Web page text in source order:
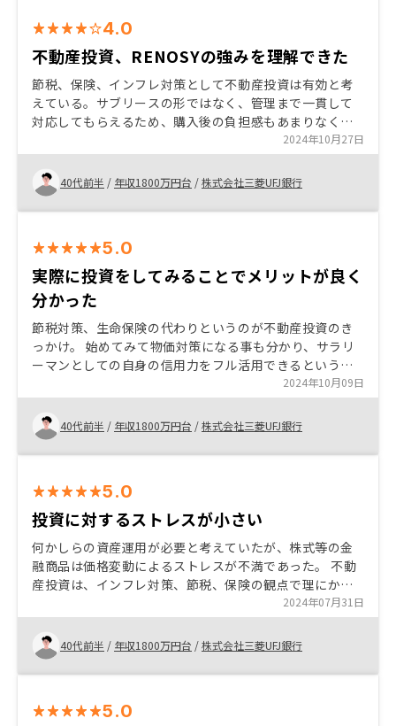
4.0
不動産投資、RENOSYの強みを理解できた
節税、保険、インフレ対策として不動産投資は有効と考
えている。サブリースの形ではなく、管理まで一貫して
対応してもらえるため、購入後の負担感もあまりなく、
ストレスなく運用できることが利点だと思う。他社のセ
ールスとも話したが、信用できると感じた。 安易なネッ
ト広告をやめる。詐欺広告みたいに見え、信用を下げて
いると思う。 管理部門のマインドチェンジが必要だと思
う。誰のために何をする業務なのかを改めて考えてほし
2024年10月27日
40代前半 / 年収1800万円台 /株式会社三菱UFJ銀行
5.0
実際に投資をしてみることでメリットが良く
分かった
節税対策、生命保険の代わりというのが不動産投資のき
っかけ。 始めてみて物価対策になる事も分かり、サラリ
ーマンとしての自身の信用力をフル活用できるという点
は良い点。 物件を選びを間違わなければ他と比べても非
常に良い投資だと思う。 確定申告の準備等、今もアプリ
にツールはあるが、もっと分かりやすくしてほしい。こ
れはスマホでなくてPC版でも良いと思う。
2024年10月09日
40代前半 / 年収1800万円台 /株式会社三菱UFJ銀行
5.0
投資に対するストレスが小さい
何かしらの資産運用が必要と考えていたが、株式等の金
融商品は価格変動によるストレスが不満であった。 不動
産投資は、インフレ対策、節税、保険の観点で理にかな
っており、自身の投資方針に合致していた。 金融政策の
動向は気になるが、家賃交渉をうまくやれれば許容範
囲。 胡散臭いネット広告をやめること
2024年07月31日
40代前半 / 年収1800万円台 /株式会社三菱UFJ銀行
5.0